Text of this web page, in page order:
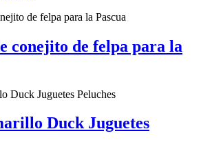
conejito de felpa para la
Duck Juguetes